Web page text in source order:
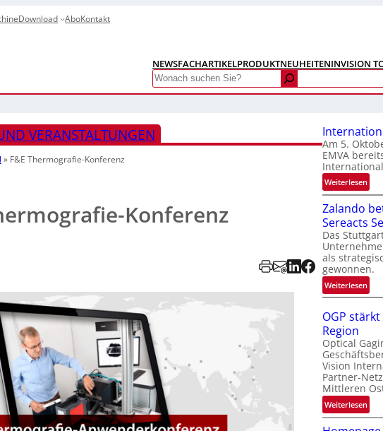
Download AboKontakt
NEWSFACHARTIKELPRODUKTNEUHEITENINVISION
Search
VERANSTALTUNGEN
» F&E Thermografie-Konferenz
Konferenz
Am 5.
EMVA
Weiterlesen:
I
n
t
e
r
n
a
t
o
a
l
V
i
s
i
Zalando
Sereacts
Das
als
gewonnen.
Weiterlesen:
Z
l
n
d
o
b
e
t
OGP stärkt
Region
Optical
Vision
Partner-
Mittleren
Weiterlesen:
O